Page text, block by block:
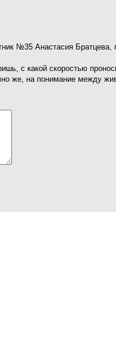
№35 Анастасия Братцева,
с какой скоростью
же, на понимание между